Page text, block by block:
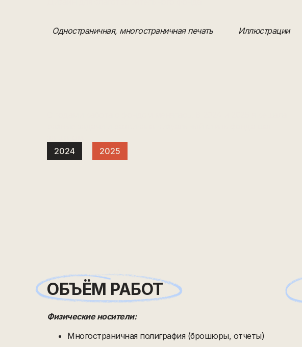
2025
2024
Иллюстрации
Одностраничная, многостраничная печать
Физические носители:
Многостраничная полиграфия (брошюры, отчеты)
ОБЪЁМ РАБОТ